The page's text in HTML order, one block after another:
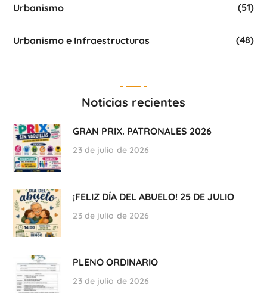
Urbanismo (51)
Urbanismo e Infraestructuras (48)
Noticias recientes
GRAN PRIX. PATRONALES 2026
23 de julio de 2026
¡FELIZ DÍA DEL ABUELO! 25 DE JULIO
23 de julio de 2026
PLENO ORDINARIO
23 de julio de 2026